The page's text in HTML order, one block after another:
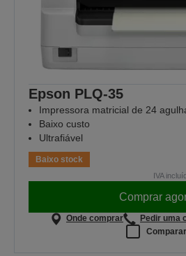
Epson PLQ-35
Impressora matricial de 24
Baixo custo
Ultrafiável
Baixo stock
IVA
Comprar
Onde comprar
Pedir uma
Comparar